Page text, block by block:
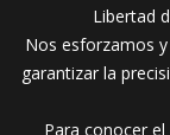
Libertad
Nos esforzamos
garantizar la
Para conocer